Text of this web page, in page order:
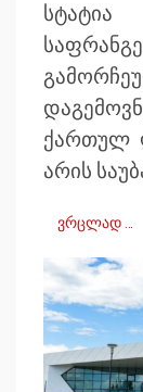
ქართულ
არის
ვრცლად …